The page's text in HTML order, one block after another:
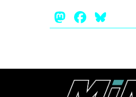
REPRESSIONE
ARTE
CINEMA
Mastodon